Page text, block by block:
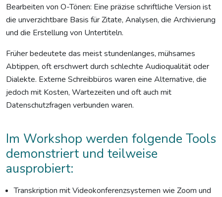
Bearbeiten von O-Tönen: Eine präzise schriftliche Version ist
die unverzichtbare Basis für Zitate, Analysen, die Archivierung
und die Erstellung von Untertiteln.
Früher bedeutete das meist stundenlanges, mühsames
Abtippen, oft erschwert durch schlechte Audioqualität oder
Dialekte. Externe Schreibbüros waren eine Alternative, die
jedoch mit Kosten, Wartezeiten und oft auch mit
Datenschutzfragen verbunden waren.
Im Workshop werden folgende Tools
demonstriert und teilweise
ausprobiert:
Transkription mit Videokonferenzsystemen wie Zoom und